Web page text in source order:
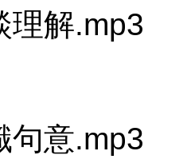
理解.mp3
句意.mp3